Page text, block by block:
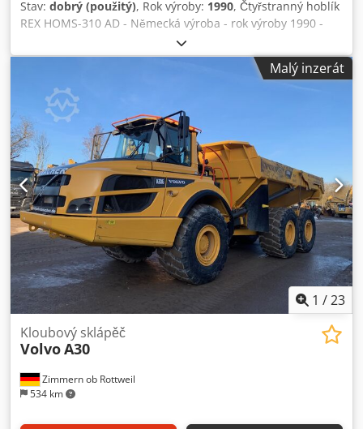
Stav: dobrý (použitý), Rok výroby: 1990, Čtyřstranný hoblík
REX HOMS-310 AD - Německá výroba - rok výroby 1990 -
pro mokré dřevo TECHNICKÉ VLASTNOSTI: - šířka hoblování
max. 310 mm - výška hoblování na obou stranách 300 mm -
výška hoblování na čtyřech stranách 100 mm - průměr
vřeten 35 mm - výkon vřetenových motorů 2 x 11 kW - výkon
motoru vřeten 2 x 7,5 kW - rychlost posuvu nastavitelná na
variátoru Dodshikplspfx Aifsck - rychlost posuvu 6-36
m/min - čtyři horní tažné hřídele - dva spodní tažné hřídele
- čtyři pomocné hřídele v pracovní desce - brzda -
minimální délka obrobku 600 mm Rozměry stroje: - délka
290 cm - šířka 170 cm - výška 210 cm - hmotnost ~ 3500 kg
Malý inzerát
1 /23
Zimmern ob Rottweil
534 km
Kloubový sklápěč
VolvoA30